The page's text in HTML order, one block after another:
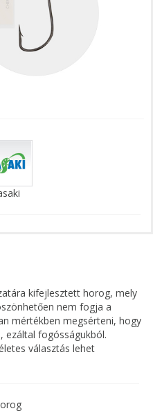
kifejlesztett horog, mely
nem fogja a
mértékben megsérteni, hogy
ezáltal fogósságukból.
választás lehet